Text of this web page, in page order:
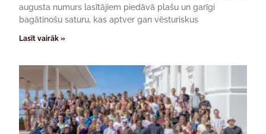
augusta numurs lasītājiem piedāvā plašu un garīgi
bagātinošu saturu, kas aptver gan vēsturiskus
Lasīt vairāk »